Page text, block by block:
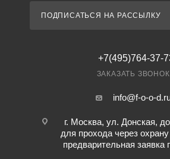
ПОДПИСАТЬСЯ НА РАССЫЛКУ
+7(495)764-37-
ЗАКАЗАТЬ ЗВОНОК
info@f-o-o-
г. Москва, ул. Донская,
для прохода через
предварительная заявка